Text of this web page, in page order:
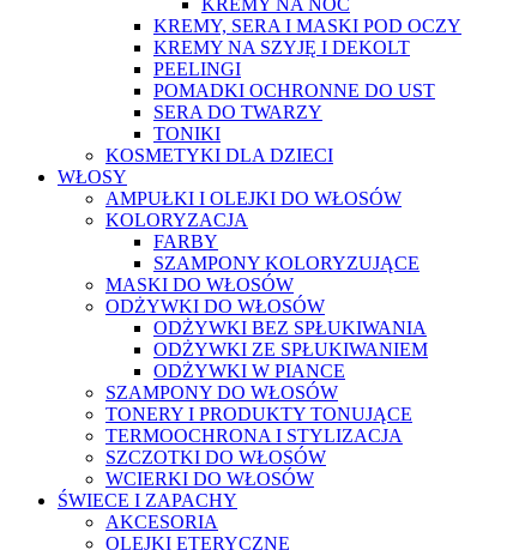
KREMY, SERA I MASKI POD OCZY
KREMY NA SZYJĘ I DEKOLT
PEELINGI
POMADKI OCHRONNE DO UST
SERA DO TWARZY
TONIKI
KOSMETYKI DLA DZIECI
WŁOSY
AMPUŁKI I OLEJKI DO WŁOSÓW
KOLORYZACJA
FARBY
SZAMPONY KOLORYZUJĄCE
MASKI DO WŁOSÓW
ODŻYWKI DO WŁOSÓW
ODŻYWKI BEZ SPŁUKIWANIA
ODŻYWKI ZE SPŁUKIWANIEM
ODŻYWKI W PIANCE
SZAMPONY DO WŁOSÓW
TONERY I PRODUKTY TONUJĄCE
TERMOOCHRONA I STYLIZACJA
SZCZOTKI DO WŁOSÓW
WCIERKI DO WŁOSÓW
ŚWIECE I ZAPACHY
AKCESORIA
OLEJKI ETERYCZNE